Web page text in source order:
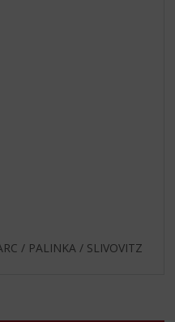
/ PALINKA / SLIVOVITZ